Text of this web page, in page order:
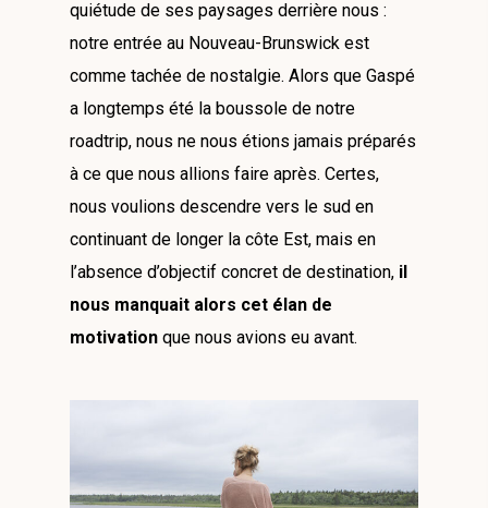
quiétude de ses paysages derrière nous :
notre entrée au Nouveau-Brunswick est
comme tachée de nostalgie. Alors que Gaspé
a longtemps été la boussole de notre
roadtrip, nous ne nous étions jamais préparés
à ce que nous allions faire après. Certes,
nous voulions descendre vers le sud en
continuant de longer la côte Est, mais en
l’absence d’objectif concret de destination, il
nous manquait alors cet élan de
motivation que nous avions eu avant.